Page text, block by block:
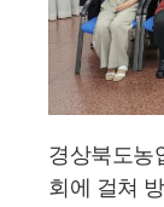
경상북도농
회에 걸쳐